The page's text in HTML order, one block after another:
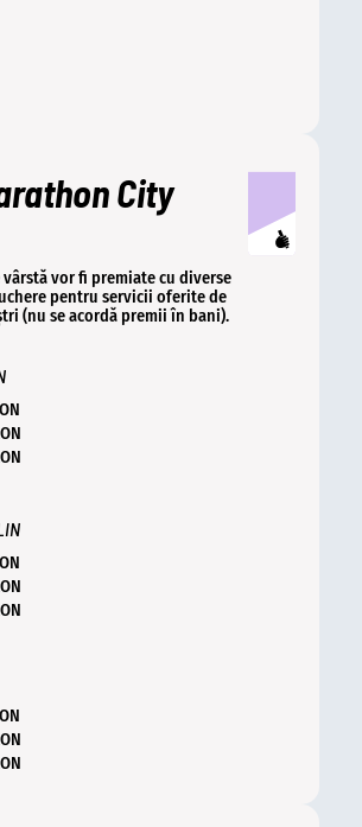
City
vor fi premiate cu diverse
pentru servicii oferite de
(nu se acordă premii în bani).